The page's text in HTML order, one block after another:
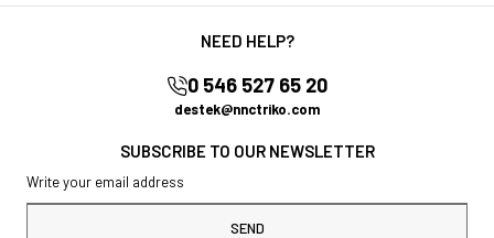
NEED HELP?
0 546 527 65 20
destek@nnctriko.com
SUBSCRIBE TO OUR NEWSLETTER
SEND